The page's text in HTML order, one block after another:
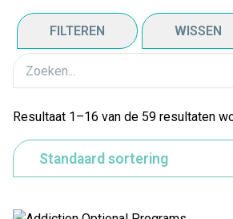
FILTEREN WISSEN
Resultaat 1–16 van de 59 resultaten